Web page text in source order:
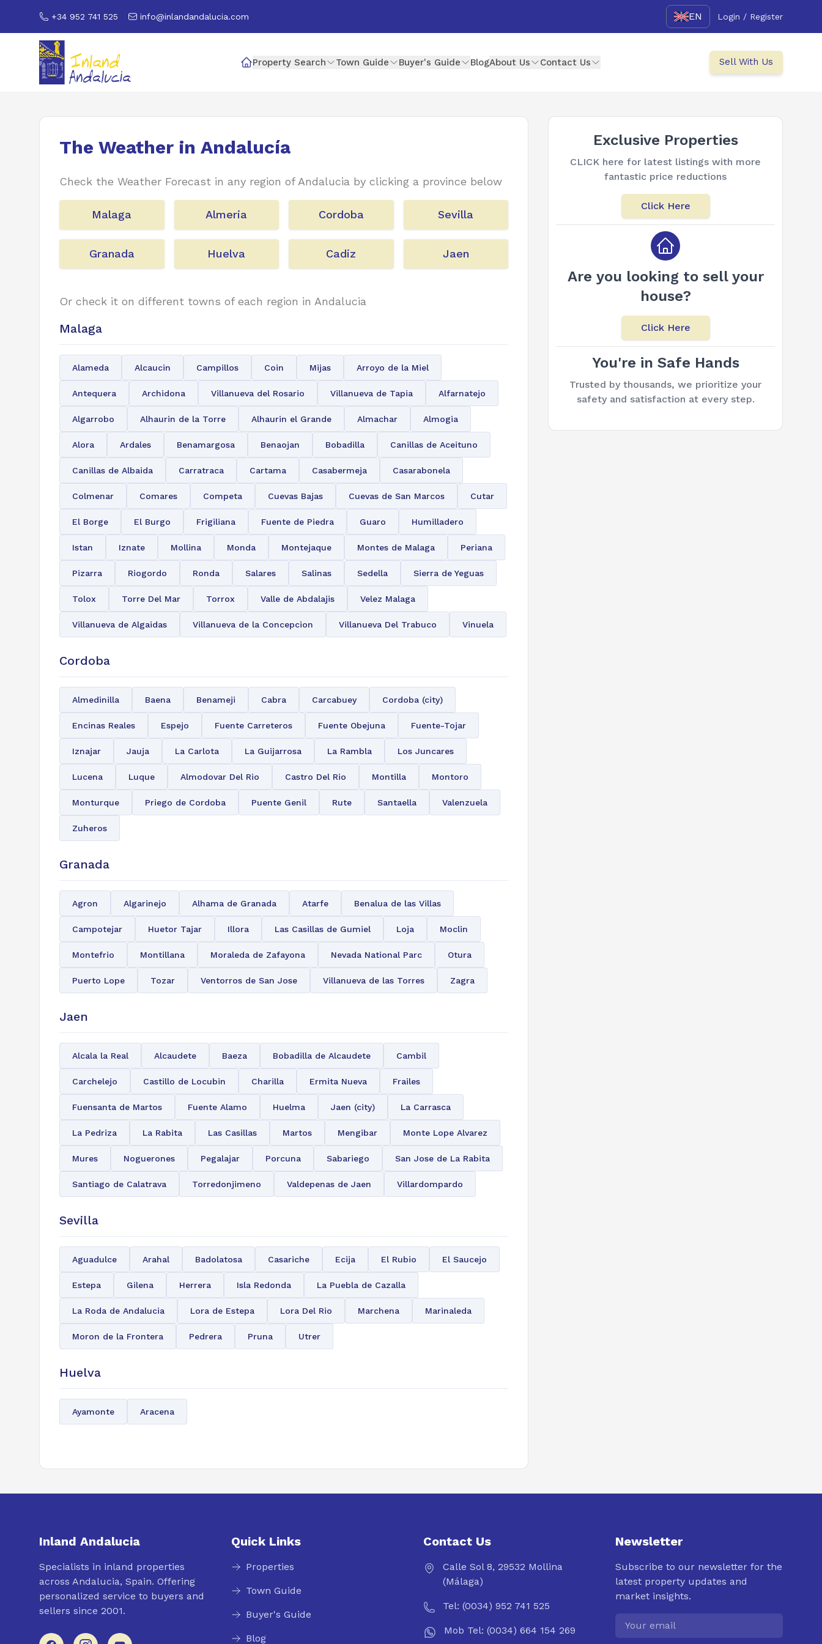
+34 952 741 525 info@inlandandalucia.com EN Login / Register
Property Search Town Guide Buyer's Guide BlogAbout Us Contact Us Sell With Us
The Weather in Andalucía
Check the Weather Forecast in any region of Andalucia by clicking a province below
Malaga Almeria Cordoba Sevilla
Granada Huelva Cadiz Jaen
Or check it on different towns of each region in Andalucia
Malaga
Alameda Alcaucin Campillos Coin Mijas Arroyo de la Miel
Antequera Archidona Villanueva del Rosario Villanueva de Tapia Alfarnatejo
Algarrobo Alhaurin de la Torre Alhaurin el Grande Almachar Almogia
Alora Ardales Benamargosa Benaojan Bobadilla Canillas de Aceituno
Canillas de Albaida Carratraca Cartama Casabermeja Casarabonela
Colmenar Comares Competa Cuevas Bajas Cuevas de San Marcos Cutar
El Borge El Burgo Frigiliana Fuente de Piedra Guaro Humilladero
Istan Iznate Mollina Monda Montejaque Montes de Malaga Periana
Pizarra Riogordo Ronda Salares Salinas Sedella Sierra de Yeguas
Tolox Torre Del Mar Torrox Valle de Abdalajis Velez Malaga
Villanueva de Algaidas Villanueva de la Concepcion Villanueva Del Trabuco Vinuela
Cordoba
Almedinilla Baena Benameji Cabra Carcabuey Cordoba (city)
Encinas Reales Espejo Fuente Carreteros Fuente Obejuna Fuente-Tojar
Iznajar Jauja La Carlota La Guijarrosa La Rambla Los Juncares
Lucena Luque Almodovar Del Rio Castro Del Rio Montilla Montoro
Monturque Priego de Cordoba Puente Genil Rute Santaella Valenzuela
Zuheros
Granada
Agron Algarinejo Alhama de Granada Atarfe Benalua de las Villas
Campotejar Huetor Tajar Illora Las Casillas de Gumiel Loja Moclin
Montefrio Montillana Moraleda de Zafayona Nevada National Parc Otura
Puerto Lope Tozar Ventorros de San Jose Villanueva de las Torres Zagra
Jaen
Alcala la Real Alcaudete Baeza Bobadilla de Alcaudete Cambil
Carchelejo Castillo de Locubin Charilla Ermita Nueva Frailes
Fuensanta de Martos Fuente Alamo Huelma Jaen (city) La Carrasca
La Pedriza La Rabita Las Casillas Martos Mengibar Monte Lope Alvarez
Mures Noguerones Pegalajar Porcuna Sabariego San Jose de La Rabita
Santiago de Calatrava Torredonjimeno Valdepenas de Jaen Villardompardo
Sevilla
Aguadulce Arahal Badolatosa Casariche Ecija El Rubio El Saucejo
Estepa Gilena Herrera Isla Redonda La Puebla de Cazalla
La Roda de Andalucia Lora de Estepa Lora Del Rio Marchena Marinaleda
Moron de la Frontera Pedrera Pruna Utrer
Huelva
Ayamonte Aracena
Exclusive Properties
CLICK here for latest listings with more
fantastic price reductions
Click Here
Are you looking to sell your
house?
Click Here
You're in Safe Hands
Trusted by thousands, we prioritize your
safety and satisfaction at every step.
Inland Andalucia
Specialists in inland properties
across Andalucia, Spain. Offering
personalized service to buyers and
sellers since 2001.
Quick Links
Properties
Town Guide
Buyer's Guide
Blog
Contact Us
Calle Sol 8, 29532 Mollina
(Málaga)
Tel: (0034) 952 741 525
Mob Tel: (0034) 664 154 269
Newsletter
Subscribe to our newsletter for the
latest property updates and
market insights.